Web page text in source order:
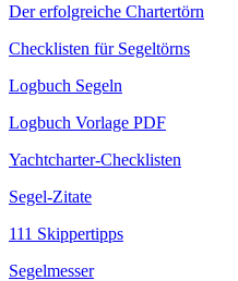
Der erfolgreiche Chartertörn
Checklisten für Segeltörns
Logbuch Segeln
Logbuch Vorlage PDF
Yachtcharter-Checklisten
Segel-Zitate
111 Skippertipps
Segelmesser